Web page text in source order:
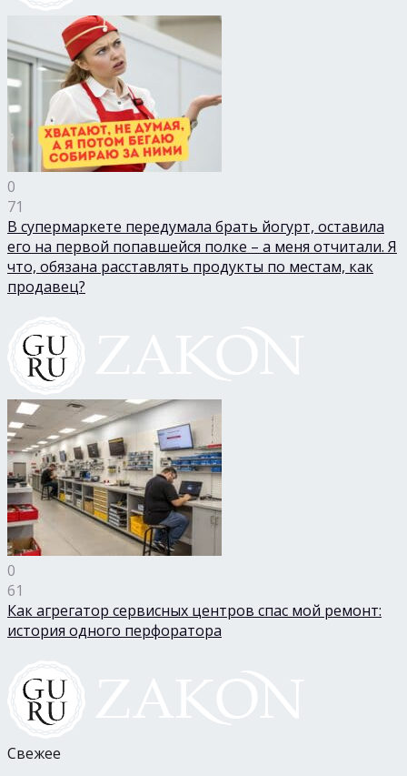
0
71
В супермаркете передумала брать йогурт, оставила
его на первой попавшейся полке – а меня отчитали. Я
что, обязана расставлять продукты по местам, как
продавец?
0
61
Как агрегатор сервисных центров спас мой ремонт:
история одного перфоратора
Свежее